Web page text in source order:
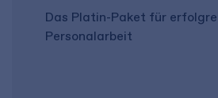
Das Platin-Paket für
Personalarbeit